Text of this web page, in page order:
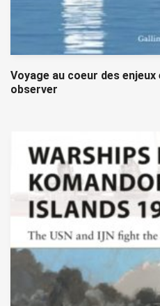
Voyage au coeur des
observer